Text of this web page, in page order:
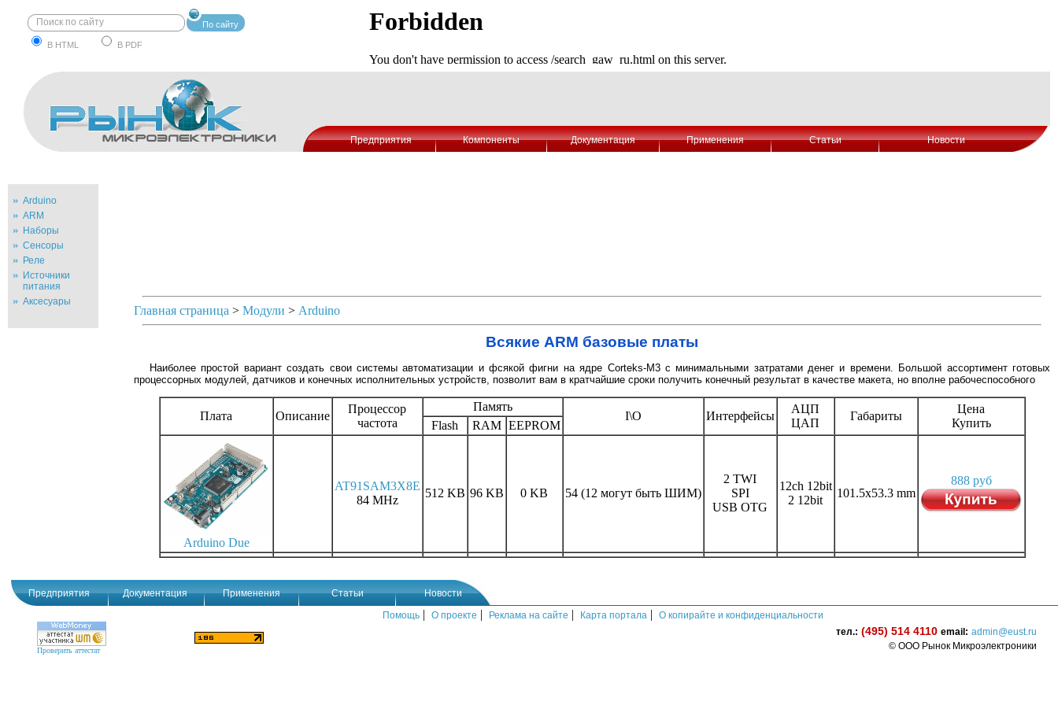
В HTML В PDF
По сайту
Предприятия Компоненты Документация Применения Статьи Новости
Arduino
ARM
Наборы
Сенсоры
Реле
Источники
питания
Аксесуары
Главная страница > Модули > Arduino
Всякие ARM базовые платы
Наиболее простой вариант создать свои системы автоматизации и фсякой фигни на ядре Corteks-M3 с минимальными затратами денег и времени. Большой ассортимент готовых
процессорных модулей, датчиков и конечных исполнительных устройств, позволит вам в кратчайшие сроки получить конечный результат в качестве макета, но вполне рабочеспособного
Плата Описание
Процессор
частота
Память
I\O Интерфейсы
АЦП
ЦАП
Габариты
Цена
Купить
Flash RAM EEPROM
Arduino Due
AT91SAM3X8E
84 MHz
512 KB 96 KB 0 KB 54 (12 могут быть ШИМ)
2 TWI
SPI
USB OTG
12ch 12bit
2 12bit
101.5x53.3 mm
888 руб
Предприятия Документация Применения Статьи
Новости
Помощь | О проекте | Реклама на сайте | Карта портала | О копирайте и конфиденциальности
Проверить аттестат
тел.: (495) 514 4110 email: admin@eust.ru
© ООО Рынок Микроэлектроники